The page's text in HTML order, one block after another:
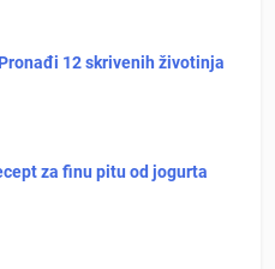
12 skrivenih životinja
za finu pitu od jogurta